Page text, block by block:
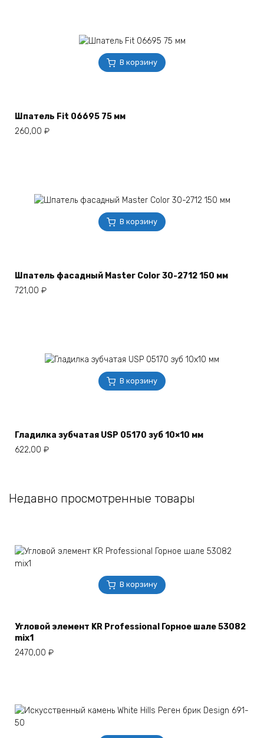
В корзину
Шпатель Fit 06695 75 мм
260,00 ₽
В корзину
Шпатель фасадный Master Color 30-2712 150 мм
721,00 ₽
В корзину
Гладилка зубчатая USP 05170 зуб 10×10 мм
622,00 ₽
Недавно просмотренные товары
В корзину
Угловой элемент KR Professional Горное шале 53082
mix1
2470,00 ₽